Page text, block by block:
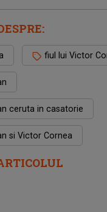
fiul lui Victor
ceruta in casatorie
si Victor Cornea